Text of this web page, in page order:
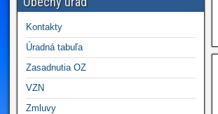
Kontakty
Úradná tabuľa
Zasadnutia OZ
VZN
Zmluvy